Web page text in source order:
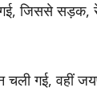
जिससे सड़क,
गई, वहीं